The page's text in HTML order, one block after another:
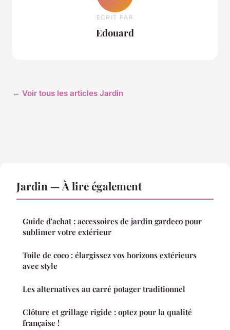
ECRIT PAR
Edouard
← Voir tous les articles Jardin
Jardin — À lire également
Guide d'achat : accessoires de jardin gardeco pour
sublimer votre extérieur
Toile de coco : élargissez vos horizons extérieurs
avec style
Les alternatives au carré potager traditionnel
Clôture et grillage rigide : optez pour la qualité
française !